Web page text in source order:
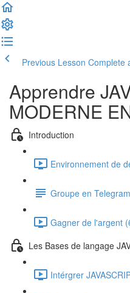
Previous Lesson Complete
Apprendre
MODERNE
Introduction
Environnement de
Groupe en Telegram
Gagner de l'argent
Les Bases de langage
Intérgrer